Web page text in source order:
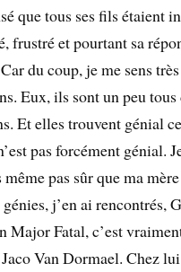
que tous ses fils étaient
frustré et pourtant sa
du coup, je me sens
Eux, ils sont un peu
Et elles trouvent génial
pas forcément génial.
même pas sûr que ma
j’en ai rencontrés,
Major Fatal, c’est
Jaco Van Dormael. Chez